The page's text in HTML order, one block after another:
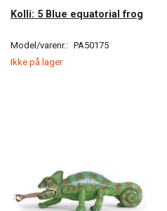
Kolli: 5 Blue equatorial frog
Model/varenr.: PA50175
Ikke på lager